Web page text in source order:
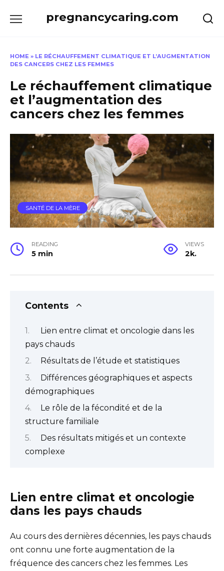
pregnancycaring.com
HOME » LE RÉCHAUFFEMENT CLIMATIQUE ET L’AUGMENTATION
DES CANCERS CHEZ LES FEMMES
Le réchauffement climatique
et l’augmentation des
cancers chez les femmes
SANTÉ DE LA MÈRE
READING
5 min
VIEWS
2k.
Contents
Lien entre climat et oncologie dans les
pays chauds
Résultats de l’étude et statistiques
Différences géographiques et aspects
démographiques
Le rôle de la fécondité et de la
structure familiale
Des résultats mitigés et un contexte
complexe
Lien entre climat et oncologie
dans les pays chauds
Au cours des dernières décennies, les pays chauds
ont connu une forte augmentation de la
fréquence des cancers chez les femmes. Les